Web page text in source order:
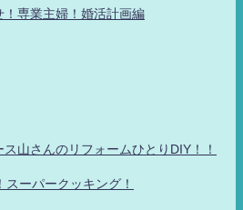
！専業主婦！婚活計画編
山さんのリフォームひとりDIY！！
ーパークッキング！